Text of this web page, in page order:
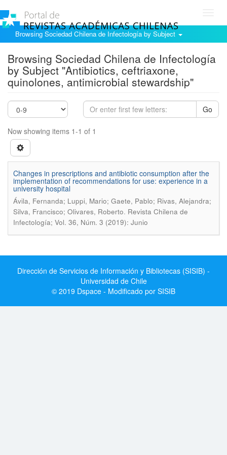
Browsing Sociedad Chilena de Infectología by Subject
Browsing Sociedad Chilena de Infectología
by Subject "Antibiotics, ceftriaxone,
quinolones, antimicrobial stewardship"
Go
Now showing items 1-1 of 1
Changes in prescriptions and antibiotic consumption after the
implementation of recommendations for use: experience in a
university hospital
Ávila, Fernanda; Luppi, Mario; Gaete, Pablo; Rivas, Alejandra;
Silva, Francisco; Olivares, Roberto. Revista Chilena de
Infectología; Vol. 36, Núm. 3 (2019): Junio
Dirección de Servicios de Información y Bibliotecas (SISIB) -
Universidad de Chile
© 2019 Dspace - Modificado por SISIB